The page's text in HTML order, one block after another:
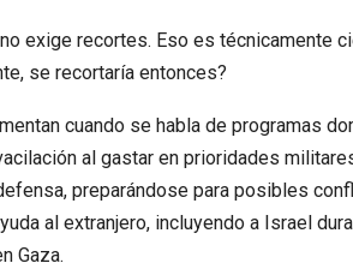
exige recortes. Eso es técnicamente
se recortaría entonces?
cuando se habla de programas
al gastar en prioridades
preparándose para posibles
al extranjero, incluyendo a Israel
Gaza.